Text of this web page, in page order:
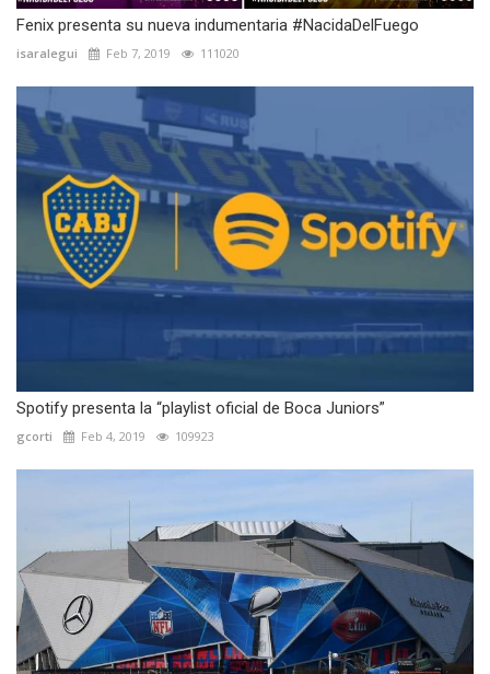
Fenix presenta su nueva indumentaria #NacidaDelFuego
isaralegui Feb 7, 2019 111020
Spotify presenta la “playlist oficial de Boca Juniors”
gcorti Feb 4, 2019 109923